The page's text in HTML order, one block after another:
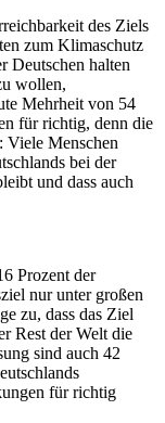
des Ziels
zum Klimaschutz
Deutschen halten
wollen,
Mehrheit von 54
für richtig, denn die
Viele Menschen
bei der
und dass auch
Prozent der
nur unter großen
zu, dass das Ziel
Rest der Welt die
sind auch 42
für richtig